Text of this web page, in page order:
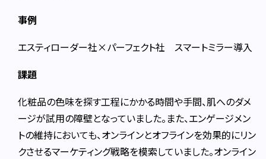
事例
エスティローダー社×パーフェクト社 スマートミラー導入
課題
化粧品の色味を探す工程にかかる時間や手間、肌へのダメ
ージが試用の障壁となっていました。また、エンゲージメン
トの維持においても、オンラインとオフラインを効果的にリン
クさせるマーケティング戦略を模索していました。オンライン